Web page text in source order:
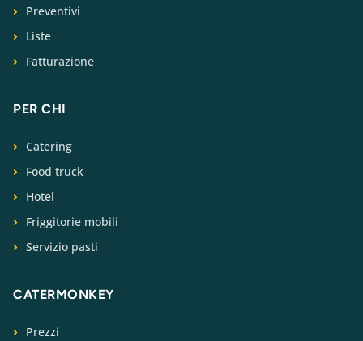
Preventivi
Liste
Fatturazione
PER CHI
Catering
Food truck
Hotel
Friggitorie mobili
Servizio pasti
CATERMONKEY
Prezzi